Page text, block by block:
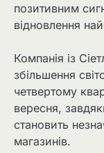
позитивним
відновлення
Компанія із
збільшення
четвертому
вересня,
становить
магазинів.